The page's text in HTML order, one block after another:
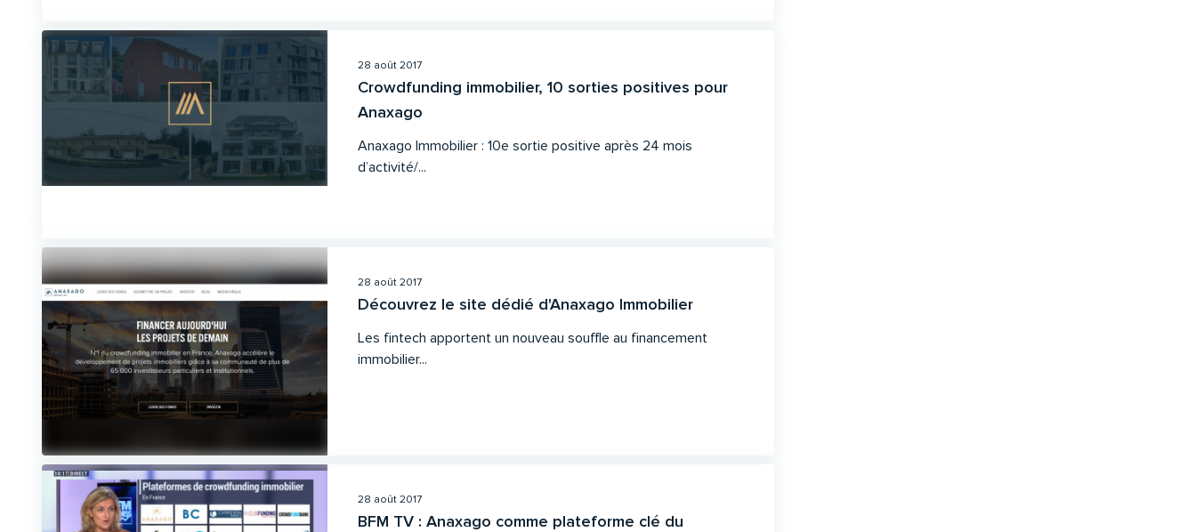
28 août 2017
Crowdfunding immobilier, 10 sorties positives pour
Anaxago
Anaxago Immobilier : 10e sortie positive après 24 mois
d’activité/...
28 août 2017
Découvrez le site dédié d'Anaxago Immobilier
Les fintech apportent un nouveau souffle au financement
immobilier...
28 août 2017
BFM TV : Anaxago comme plateforme clé du